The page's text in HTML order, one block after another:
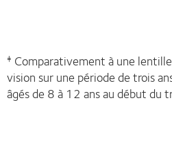
‡ Comparativement à une
vision sur une période de trois
âgés de 8 à 12 ans au début du